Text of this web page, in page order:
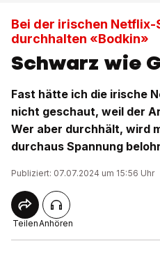
Bei der irischen Netflix-
durchhalten «Bodkin»
Schwarz wie
Fast hätte ich die irische
nicht geschaut, weil der
Wer aber durchhält, wird
durchaus Spannung
Publiziert: 07.07.2024 um 15:56 Uhr
TeilenAnhören